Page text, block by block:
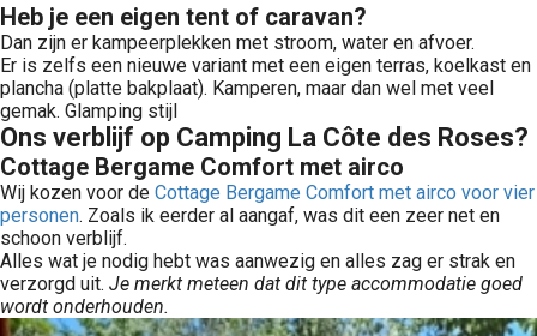
Heb je een eigen tent of caravan?
Dan zijn er kampeerplekken met stroom, water en afvoer.
Er is zelfs een nieuwe variant met een eigen terras, koelkast en
plancha (platte bakplaat). Kamperen, maar dan wel met veel
gemak. Glamping stijl
Ons verblijf op Camping La Côte des Roses?
Cottage Bergame Comfort met airco
Wij kozen voor de Cottage Bergame Comfort met airco voor vier
personen. Zoals ik eerder al aangaf, was dit een zeer net en
schoon verblijf.
Alles wat je nodig hebt was aanwezig en alles zag er strak en
verzorgd uit. Je merkt meteen dat dit type accommodatie goed
wordt onderhouden.